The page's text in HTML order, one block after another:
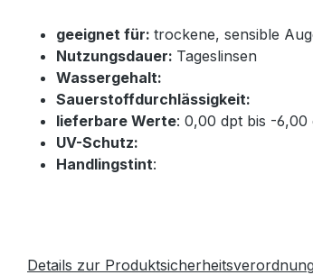
geeignet für: trockene, sensible
Nutzungsdauer: Tageslinsen
Wassergehalt:
Sauerstoffdurchlässigkeit:
lieferbare Werte: 0,00 dpt bis -6,00
UV-Schutz:
Handlingstint:
Details zur